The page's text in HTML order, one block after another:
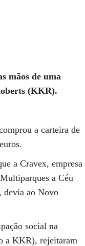
mãos de uma
(KKR).
a carteira de
a Cravex, empresa
a Céu
devia ao Novo
social na
a KKR), rejeitaram